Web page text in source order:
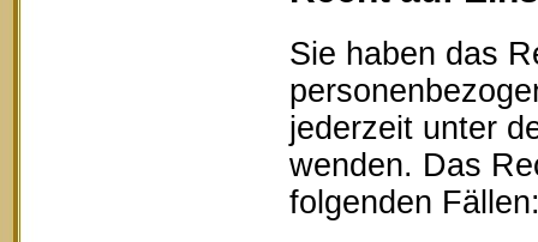
Sie haben das
jederzeit unter
wenden. Das
folgenden